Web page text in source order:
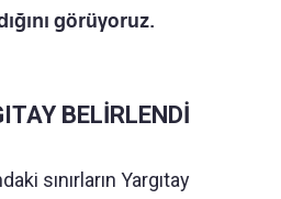
görüyoruz.
BELİRLENDİ
sınırların Yargıtay